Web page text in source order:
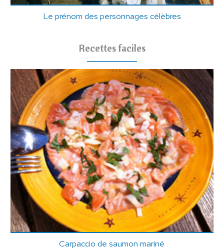
Le prénom des personnages célèbres
Recettes faciles
Carpaccio de saumon mariné